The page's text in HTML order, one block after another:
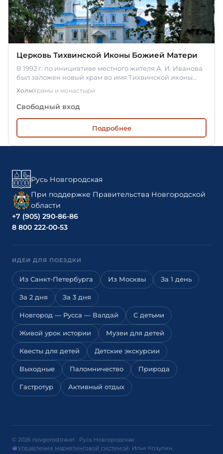
Церковь Тихвинской Иконы Божией Матери
В 1992 г. по инициативе местного жителя А. И. Иванова
был заложен новый храм во имя Тихвинской иконы
ХолмХрамы и монастыри
Свободный вход
Подробнее
Русь Новгородская
При поддержке Правительства Новгородской
области
+7 (905) 290-86-86
8 800 222-00-53
ИДЕИ ДЛЯ ПОЕЗДКИ
Из Санкт-Петербурга Из Москвы За 1 день
За 2 дня За 3 дня
Новгород — Русса — Валдай С детьми
Живой урок истории Музеи для детей
Квесты для детей Детские экскурсии
Выходные Паломничество Природа
Гастротур Активный отдых
© 2026 novgorod.travel · Русь Новгородская
Управление маркетинговой системой· Илья Козулин